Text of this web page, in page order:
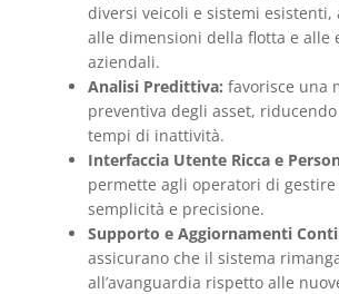
diversi veicoli e sistemi esistenti,
alle dimensioni della flotta e alle
aziendali.
Analisi Predittiva: favorisce una
preventiva degli asset,
tempi di inattività.
Interfaccia Utente Ricca e
permette agli operatori di gestire
semplicità e precisione.
Supporto e Aggiornamenti
assicurano che il sistema
all’avanguardia rispetto alle